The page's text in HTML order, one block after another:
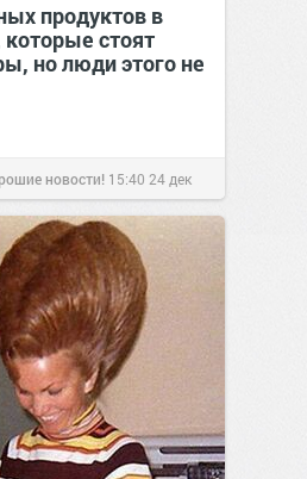
продуктов в
стоят
но люди этого не
новости! 15:40 24 дек